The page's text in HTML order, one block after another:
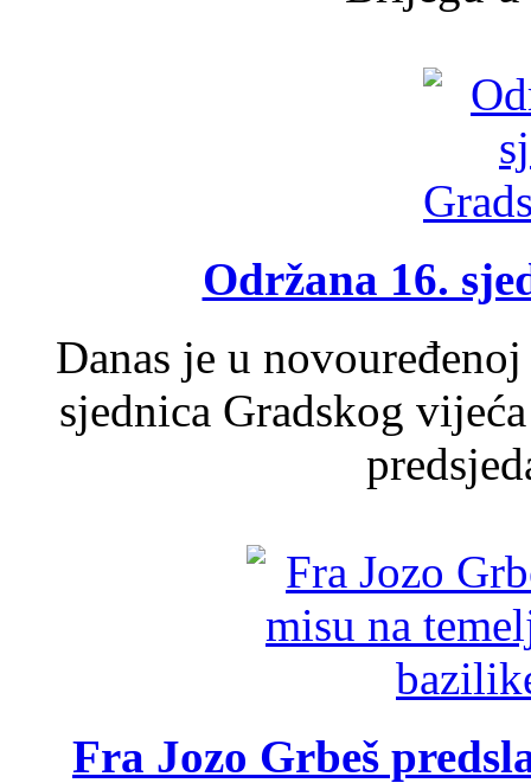
Održana 16.
Danas je u
sjednica Gradskog
Fra Jozo Grbeš